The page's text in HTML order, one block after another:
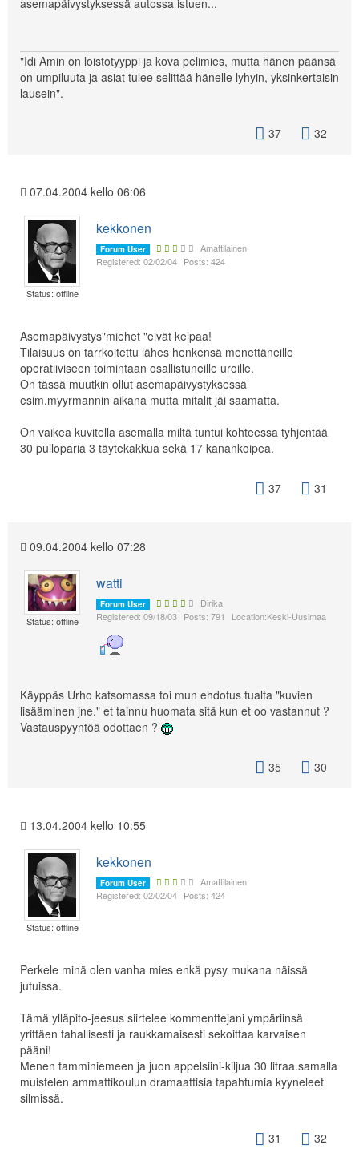
"Idi Amin on loistotyyppi ja kova pelimies, mutta hänen päänsä
on umpiluuta ja asiat tulee selittää hänelle lyhyin, yksinkertaisin
lausein".
37 32
07.04.2004 kello 06:06
Status: offline
kekkonen
Forum User
Amattilainen
Registered: 02/02/04 Posts: 424
Asemapäivystys"miehet "eivät kelpaa!
Tilaisuus on tarrkoitettu lähes henkensä menettäneille
operatiiviseen toimintaan osallistuneille uroille.
On tässä muutkin ollut asemapäivystyksessä
esim.myyrmannin aikana mutta mitalit jäi saamatta.
On vaikea kuvitella asemalla miltä tuntui kohteessa tyhjentää
30 pulloparia 3 täytekakkua sekä 17 kanankoipea.
37 31
09.04.2004 kello 07:28
Status: offline
watti
Forum User
Dirika
Registered: 09/18/03 Posts: 791 Location:Keski-Uusimaa
Käyppäs Urho katsomassa toi mun ehdotus tualta "kuvien
lisääminen jne." et tainnu huomata sitä kun et oo vastannut ?
Vastauspyyntöä odottaen ?
35 30
13.04.2004 kello 10:55
Status: offline
kekkonen
Forum User
Amattilainen
Registered: 02/02/04 Posts: 424
Perkele minä olen vanha mies enkä pysy mukana näissä
jutuissa.
Tämä ylläpito-jeesus siirtelee kommenttejani ympäriinsä
yrittäen tahallisesti ja raukkamaisesti sekoittaa karvaisen
pääni!
Menen tamminiemeen ja juon appelsiini-kiljua 30 litraa.samalla
muistelen ammattikoulun dramaattisia tapahtumia kyyneleet
silmissä.
31 32